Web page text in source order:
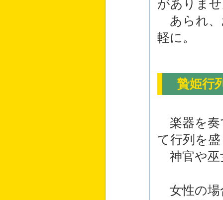
がありま
あられ、
軽に。
贄姫行
楽器を奏
て行列を
神官や巫
女性の場